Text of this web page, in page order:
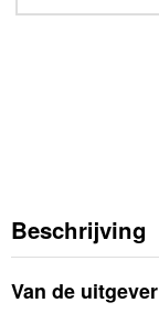
Beschrijving
Van de uitgever